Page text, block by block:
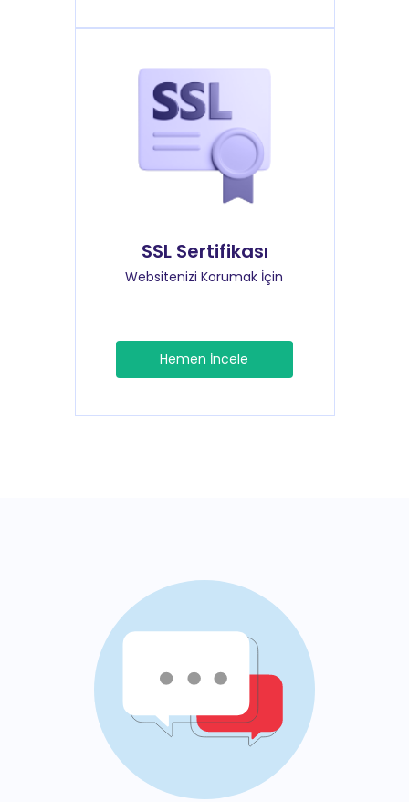
SSL Sertifikası
Websitenizi Korumak İçin
Hemen İncele